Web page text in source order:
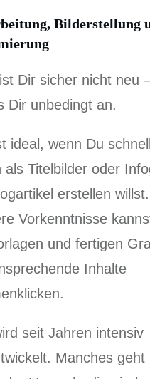
Bilderstellung
Dir sicher nicht neu
Dir unbedingt an.
ideal, wenn Du
als Titelbilder oder
erstellen
Vorkenntnisse
und fertigen
Inhalte
seit Jahren intensiv
Manches geht